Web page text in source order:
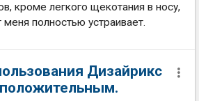
кроме легкого щекотания в носу,
полностью устраивает.
Дизайрикс
положительным.